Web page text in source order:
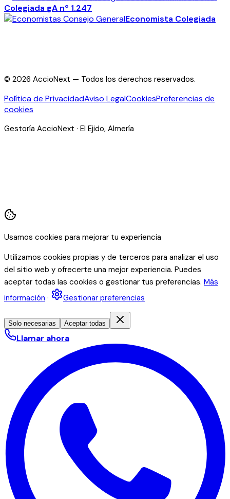
Colegiada gA nº 1.247
Economista Colegiada
© 2026 AccioNext — Todos los derechos reservados.
Política de PrivacidadAviso LegalCookiesPreferencias de
cookies
Gestoría AccioNext · El Ejido, Almería
Usamos cookies para mejorar tu experiencia
Utilizamos cookies propias y de terceros para analizar el uso
del sitio web y ofrecerte una mejor experiencia. Puedes
aceptar todas las cookies o gestionar tus preferencias. Más
información · Gestionar preferencias
Solo necesarias Aceptar todas
Llamar ahora